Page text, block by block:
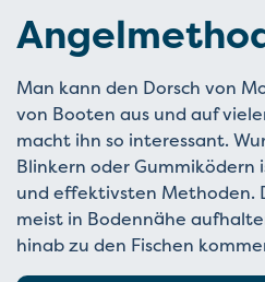
Man kann den Dorsch von
von Booten aus und auf
macht ihn so interessant.
Blinkern oder Gummiködern
und effektivsten Methoden.
meist in Bodennähe
hinab zu den Fischen